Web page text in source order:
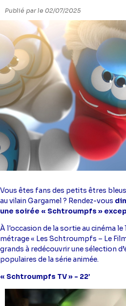
Publié par le 02/07/2025
Vous êtes fans des petits êtres
au vilain Gargamel ? Rendez-vous
une soirée « Schtroumpfs »
À l'occasion de la sortie au cinéma
métrage « Les Schtroumpfs – Le
grands à redécouvrir une sélection
populaires de la série animée.
« Schtroumpfs TV » - 22’